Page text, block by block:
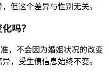
但这个差异与性别无关。
吗？
，不会因为婚姻状况的改变
，受生债信息始终不变。